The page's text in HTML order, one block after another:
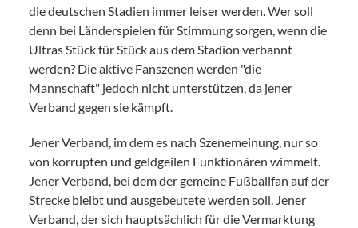
die deutschen Stadien immer leiser werden. Wer soll
denn bei Länderspielen für Stimmung sorgen, wenn die
Ultras Stück für Stück aus dem Stadion verbannt
werden? Die aktive Fanszenen werden "die
Mannschaft" jedoch nicht unterstützen, da jener
Verband gegen sie kämpft.
Jener Verband, im dem es nach Szenemeinung, nur so
von korrupten und geldgeilen Funktionären wimmelt.
Jener Verband, bei dem der gemeine Fußballfan auf der
Strecke bleibt und ausgebeutete werden soll. Jener
Verband, der sich hauptsächlich für die Vermarktung